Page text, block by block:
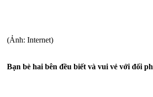
(Ảnh: Internet)
Bạn bè hai bên đều biết và vui vẻ với đối